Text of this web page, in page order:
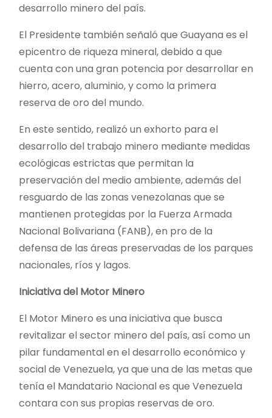
desarrollo minero del país.
El Presidente también señaló que Guayana es el
epicentro de riqueza mineral, debido a que
cuenta con una gran potencia por desarrollar en
hierro, acero, aluminio, y como la primera
reserva de oro del mundo.
En este sentido, realizó un exhorto para el
desarrollo del trabajo minero mediante medidas
ecológicas estrictas que permitan la
preservación del medio ambiente, además del
resguardo de las zonas venezolanas que se
mantienen protegidas por la Fuerza Armada
Nacional Bolivariana (FANB), en pro de la
defensa de las áreas preservadas de los parques
nacionales, ríos y lagos.
Iniciativa del Motor Minero
El Motor Minero es una iniciativa que busca
revitalizar el sector minero del país, así como un
pilar fundamental en el desarrollo económico y
social de Venezuela, ya que una de las metas que
tenía el Mandatario Nacional es que Venezuela
contara con sus propias reservas de oro.